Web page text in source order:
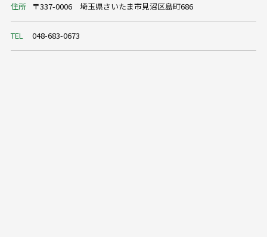
住所 〒337-0006 埼玉県さいたま市見沼区島町686
TEL 048-683-0673